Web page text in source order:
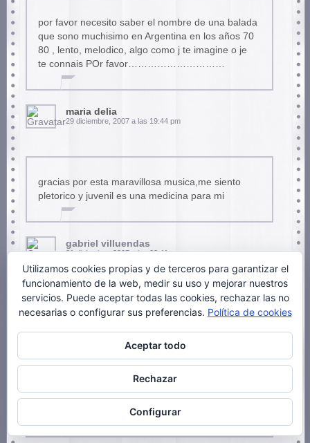
por favor necesito saber el nombre de una balada
que sono muchisimo en Argentina en los años 70
80 , lento, melodico, algo como j te imagine o je
te connais POr favor…………………………
maria delia
29 diciembre, 2007 a las 19:44 pm
gracias por esta maravillosa musica,me siento
pletorico y juvenil es una medicina para mi
gabriel villuendas
31 diciembre, 2007 a las 23:41 pm
Hola estoy busacando una cancion de rock en
cra….yan selise.Bon cra bon cra la la la .
alguien la conosca y me pase el nombre.Fue un
cancion muy pegadiza.
Utilizamos cookies propias y de terceros para garantizar el
funcionamiento de la web, medir su uso y mejorar nuestros
servicios. Puede aceptar todas las cookies, rechazar las no
necesarias o configurar sus preferencias. Política de cookies
Aceptar todo
Rechazar
Configurar